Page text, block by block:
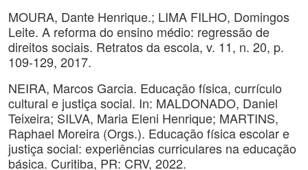
MOURA, Dante Henrique.; LIMA FILHO, Domingos
Leite. A reforma do ensino médio: regressão de
direitos sociais. Retratos da escola, v. 11, n. 20, p.
109-129, 2017.
NEIRA, Marcos Garcia. Educação física, currículo
cultural e justiça social. In: MALDONADO, Daniel
Teixeira; SILVA, Maria Eleni Henrique; MARTINS,
Raphael Moreira (Orgs.). Educação física escolar e
justiça social: experiências curriculares na educação
básica. Curitiba, PR: CRV, 2022.